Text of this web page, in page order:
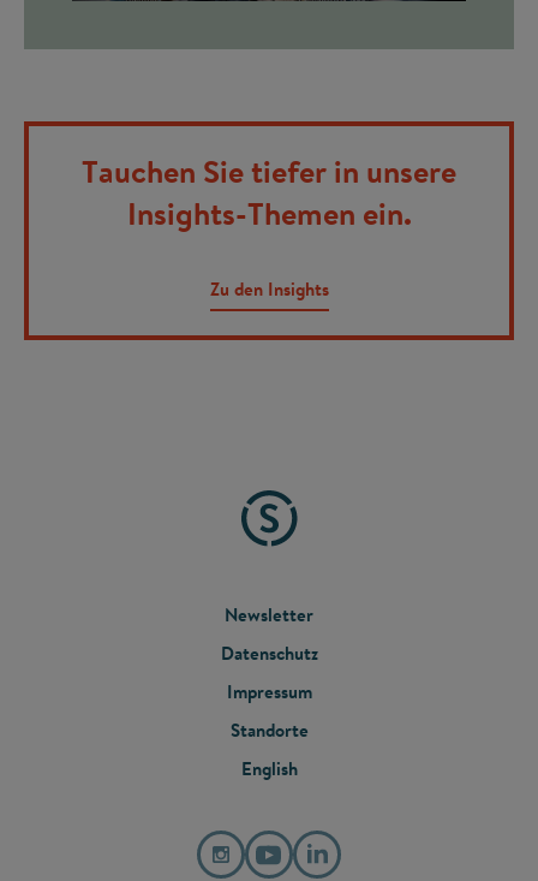
Tauchen Sie tiefer in unsere
Insights-Themen ein.
Zu den Insights
FOOTER
MENU
Newsletter
Datenschutz
Impressum
Standorte
English